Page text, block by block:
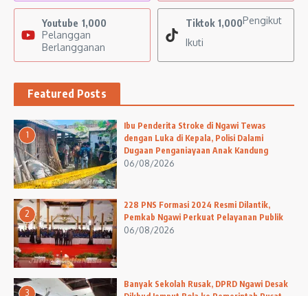
Youtube 1,000
Pelanggan
Berlangganan
Tiktok 1,000Pengikut
Ikuti
Featured Posts
1
Ibu Penderita Stroke di Ngawi Tewas
dengan Luka di Kepala, Polisi Dalami
Dugaan Penganiayaan Anak Kandung
06/08/2026
2
228 PNS Formasi 2024 Resmi Dilantik,
Pemkab Ngawi Perkuat Pelayanan Publik
06/08/2026
3
Banyak Sekolah Rusak, DPRD Ngawi Desak